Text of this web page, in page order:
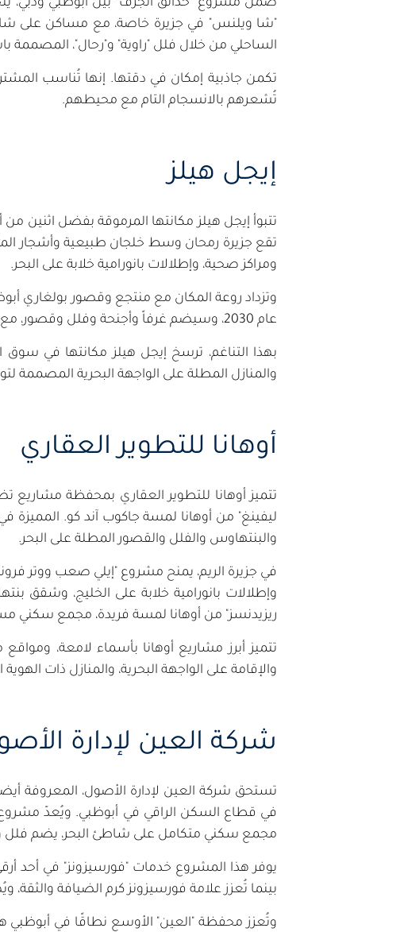
ضمن مشروع "حدائق الجرف" بين أبوظبي ودبي،
"شا ويلنس" في جزيرة خاصة، مع مساكن على
الساحلي من خلال فلل "راوية" و"رحال"، المصممة
تكمن جاذبية إمكان في دقتها. إنها تُناسب
تُشعرهم بالانسجام التام مع محيطهم.
إيجل هيلز
تتبوأ إيجل هيلز مكانتها المرموقة بفضل اثنين
تقع جزيرة رمحان وسط خلجان طبيعية وأشجار
ومراكز صحية، وإطلالات بانورامية خلابة على البحر.
وتزداد روعة المكان مع منتجع وقصور بولغاري
عام 2030، وسيضم غرفاً وأجنحة وفلل وقصور، مع إمكانية الوصول إليها عبر جسر أو قارب، وإطلالات ساحرة على البحر وقصر الوطن وأفق المدينة.
بهذا التناغم، ترسخ إيجل هيلز مكانتها في سوق
والمنازل المطلة على الواجهة البحرية المصممة
أوهانا للتطوير العقاري
تتميز أوهانا للتطوير العقاري بمحفظة
ليفينغ" من أوهانا لمسة جاكوب آند كو. المميزة
والبنتهاوس والفلل والقصور المطلة على البحر.
وإطلالات بانورامية خلابة على الخليج،
ريزيدنسز" من أوهانا لمسة فريدة، مجمع سكني
تتميز أبرز مشاريع أوهانا بأسماء لامعة،
والإقامة على الواجهة البحرية، والمنازل ذات الهوية
شركة العين لإدارة
تستحق شركة العين لإدارة الأصول، المعروفة
في قطاع السكن الراقي في أبوظبي. ويُعدّ مشروع
مجمع سكني متكامل على شاطئ البحر، يضم
يوفر هذا المشروع خدمات "فورسيزونز" في أحد
بينما تُعزز علامة فورسيزونز كرم الضيافة
وتُعزز محفظة "العين" الأوسع نطاقًا في أبوظبي